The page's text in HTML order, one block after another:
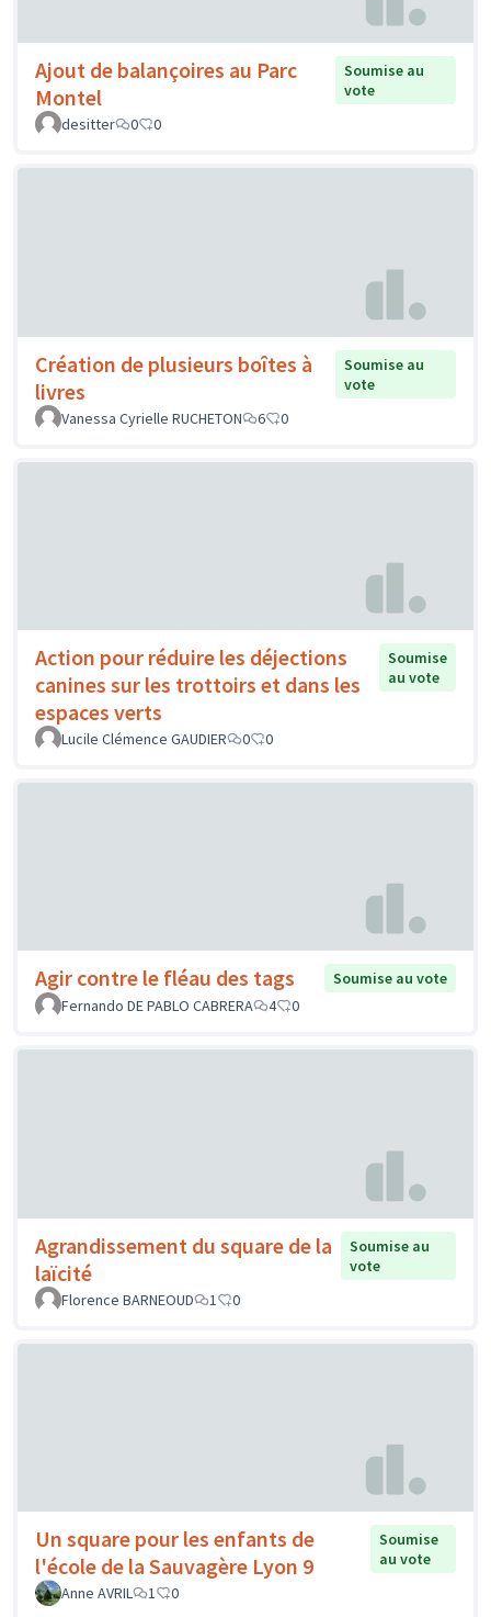
Ajout de balançoires au Parc
Montel
Soumise au
vote
desitter
0 0
Création de plusieurs boîtes à
livres
Soumise au
vote
Vanessa Cyrielle RUCHETON
6 0
Action pour réduire les déjections
canines sur les trottoirs et dans les
espaces verts
Soumise
au vote
Lucile Clémence GAUDIER 0 0
Agir contre le fléau des tags
Soumise au vote
Fernando DE PABLO CABRERA
4 0
Agrandissement du square de la
laïcité
Soumise au
vote
Florence BARNEOUD
1 0
Un square pour les enfants de
l'école de la Sauvagère Lyon 9
Soumise
au vote
Anne AVRIL
1 0